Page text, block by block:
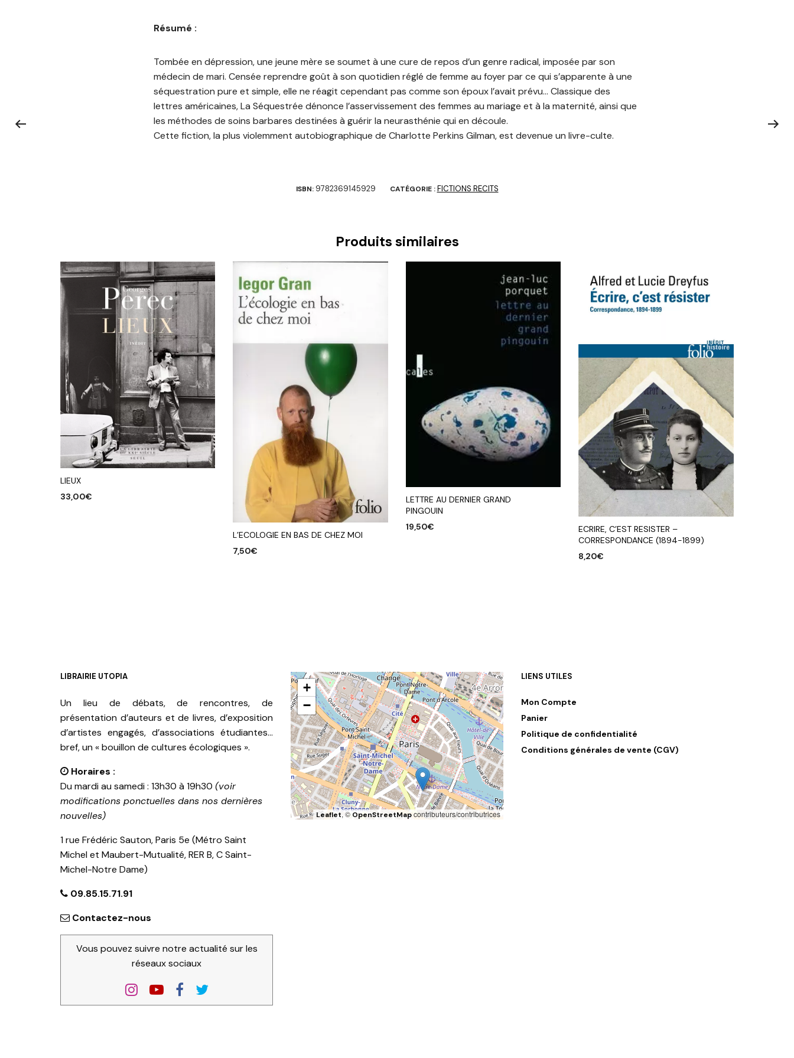
Résumé :
Tombée en dépression, une jeune mère se soumet à une cure de repos d’un genre radical, imposée par son
médecin de mari. Censée reprendre goût à son quotidien réglé de femme au foyer par ce qui s’apparente à une
séquestration pure et simple, elle ne réagit cependant pas comme son époux l’avait prévu… Classique des
lettres américaines, La Séquestrée dénonce l’asservissement des femmes au mariage et à la maternité, ainsi que
les méthodes de soins barbares destinées à guérir la neurasthénie qui en découle.
Cette fiction, la plus violemment autobiographique de Charlotte Perkins Gilman, est devenue un livre-culte.
ISBN: 9782369145929 CATÉGORIE :FICTIONS RECITS
Produits similaires
LIEUX
33,00€
L’ECOLOGIE EN BAS DE CHEZ MOI
7,50€
LETTRE AU DERNIER GRAND
PINGOUIN
19,50€
ECRIRE, C’EST RESISTER –
CORRESPONDANCE (1894-1899)
8,20€
LIBRAIRIE UTOPIA
Un lieu de débats, de rencontres, de
présentation d’auteurs et de livres, d’exposition
d’artistes engagés, d’associations étudiantes…
bref, un « bouillon de cultures écologiques ».
Horaires :
Du mardi au samedi : 13h30 à 19h30 (voir
modifications ponctuelles dans nos dernières
nouvelles)
1 rue Frédéric Sauton, Paris 5e (Métro Saint
Michel et Maubert-Mutualité, RER B, C Saint-
Michel-Notre Dame)
09.85.15.71.91
Contactez-nous
Vous pouvez suivre notre actualité sur les
réseaux sociaux
+
−
Leaflet, ©OpenStreetMapcontributeurs/contributrices
LIENS UTILES
Mon Compte
Panier
Politique de confidentialité
Conditions générales de vente (CGV)